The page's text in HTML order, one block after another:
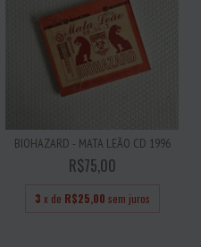
BIOHAZARD - MATA LEÃO CD 1996
R$75,00
3 x de R$25,00 sem juros